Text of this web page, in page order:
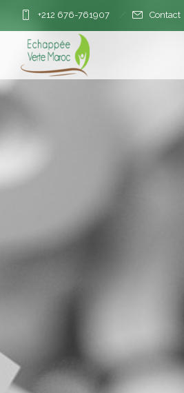
+212 676-761907 Contact